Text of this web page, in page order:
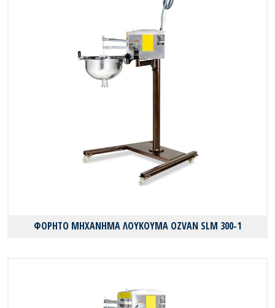
ΦΟΡΗΤΟ ΜΗΧΑΝΗΜΑ ΛΟΥΚΟΥΜΑ OZVAN SLM 300-1